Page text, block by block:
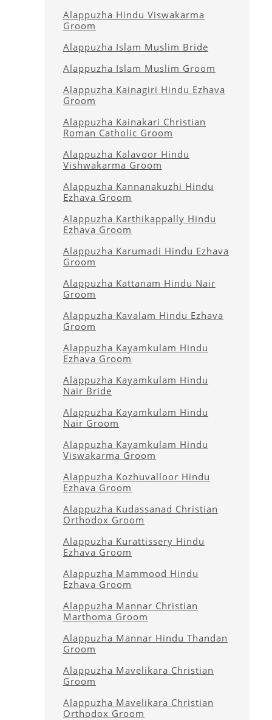
Alappuzha Hindu Viswakarma
Groom
Alappuzha Islam Muslim Bride
Alappuzha Islam Muslim Groom
Alappuzha Kainagiri Hindu Ezhava
Groom
Alappuzha Kainakari Christian
Roman Catholic Groom
Alappuzha Kalavoor Hindu
Vishwakarma Groom
Alappuzha Kannanakuzhi Hindu
Ezhava Groom
Alappuzha Karthikappally Hindu
Ezhava Groom
Alappuzha Karumadi Hindu Ezhava
Groom
Alappuzha Kattanam Hindu Nair
Groom
Alappuzha Kavalam Hindu Ezhava
Groom
Alappuzha Kayamkulam Hindu
Ezhava Groom
Alappuzha Kayamkulam Hindu
Nair Bride
Alappuzha Kayamkulam Hindu
Nair Groom
Alappuzha Kayamkulam Hindu
Viswakarma Groom
Alappuzha Kozhuvalloor Hindu
Ezhava Groom
Alappuzha Kudassanad Christian
Orthodox Groom
Alappuzha Kurattissery Hindu
Ezhava Groom
Alappuzha Mammood Hindu
Ezhava Groom
Alappuzha Mannar Christian
Marthoma Groom
Alappuzha Mannar Hindu Thandan
Groom
Alappuzha Mavelikara Christian
Groom
Alappuzha Mavelikara Christian
Orthodox Groom